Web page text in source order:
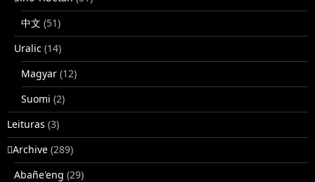
中文 (51)
Uralic (14)
Magyar (12)
Suomi (2)
Leituras (3)
􏿽Archive (289)
Abañe'eng (29)